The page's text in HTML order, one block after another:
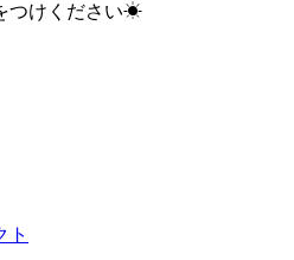
つけください☀
ト